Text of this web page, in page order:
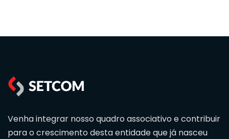
Venha integrar nosso quadro associativo e contribuir
para o crescimento desta entidade que já nasceu